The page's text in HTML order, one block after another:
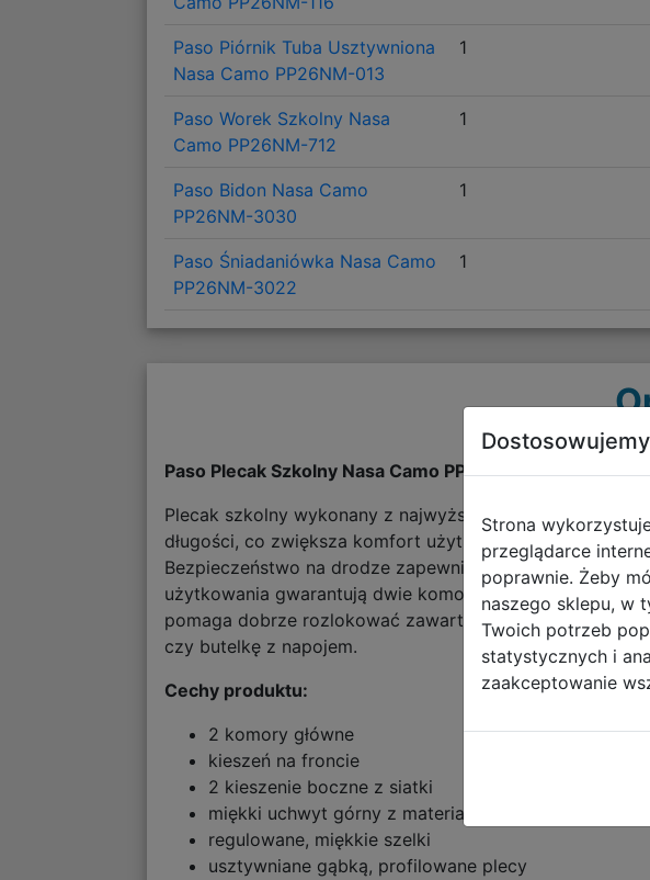
Paso Piórnik Tuba Usztywniona
Nasa Camo PP26NM-013
1
Paso Worek Szkolny Nasa
Camo PP26NM-712
1
Paso Bidon Nasa Camo
PP26NM-3030
1
Paso Śniadaniówka Nasa Camo
PP26NM-3022
1
Paso Plecak Szkolny Nasa Camo PP26NM-116
Plecak szkolny wykonany z najwyższej jakości
długości, co zwiększa komfort użytkowania.
Bezpieczeństwo na drodze zapewniają liczne elementy
użytkowania gwarantują dwie komory główne, kieszeń
pomaga dobrze rozlokować zawartość i utrzymać
czy butelkę z napojem.
Cechy produktu:
2 komory główne
kieszeń na froncie
2 kieszenie boczne z siatki
miękki uchwyt górny z materiału
regulowane, miękkie szelki
usztywniane gąbką, profilowane plecy
Strona
przeglądarce
poprawnie. Żeby
naszego sklepu, w
Twoich potrzeb
statystycznych i
zaakceptowanie